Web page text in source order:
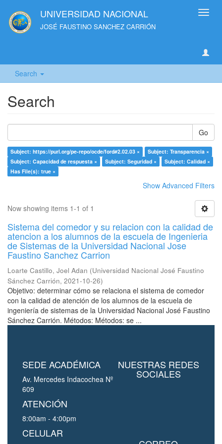
UNIVERSIDAD NACIONAL
JOSÉ FAUSTINO SANCHEZ CARRIÓN
Search
Search
Go
Subject: https://purl.org/pe-repo/ocde/ford#2.02.03 ×
Subject: Transparencia ×
Subject: Capacidad de respuesta ×
Subject: Seguridad ×
Subject: Calidad ×
Has File(s): true ×
Show Advanced Filters
Now showing items 1-1 of 1
Sistema del comedor y su relacion con la calidad de
atencion a los alumnos de la escuela de Ingenieria
de Sistemas de la Universidad Nacional Jose
Faustino Sanchez Carrion
Loarte Castillo, Joel Adan (Universidad Nacional José Faustino
Sánchez Carrión, 2021-10-26)
Objetivo: determinar cómo se relaciona el sistema de comedor
con la calidad de atención de los alumnos de la escuela de
ingeniería de sistemas de la Universidad Nacional José Faustino
Sánchez Carrión. Métodos: Métodos: se ...
SEDE ACADÉMICA
Av. Mercedes Indacochea Nº
609
ATENCIÓN
8:00am - 4:00pm
CELULAR
NUESTRAS REDES
SOCIALES